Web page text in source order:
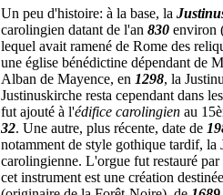
Un peu d'histoire: à la base, la
carolingien datant de l'an 830 environ
lequel avait ramené de Rome des
une église bénédictine dépendant de
Alban de Mayence, en 1298, la
Justinuskirche resta cependant dans
fut ajouté à l'édifice carolingien au
32. Une autre, plus récente, date de
notamment de style gothique tardif, la
carolingienne. L'orgue fut restauré
cet instrument est une création